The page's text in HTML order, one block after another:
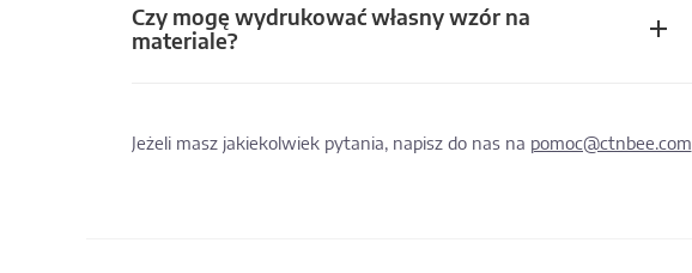
Czy mogę wydrukować własny wzór na
materiale?
Jeżeli masz jakiekolwiek pytania, napisz do nas na pomoc@ctnbee.com